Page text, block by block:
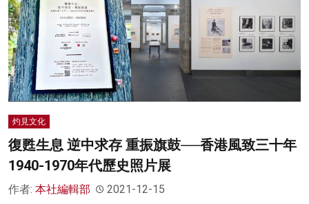
灼見文化
復甦生息 逆中求存 重振旗鼓──香港風致三十年
1940-1970年代歷史照片展
作者: 本社編輯部 2021-12-15